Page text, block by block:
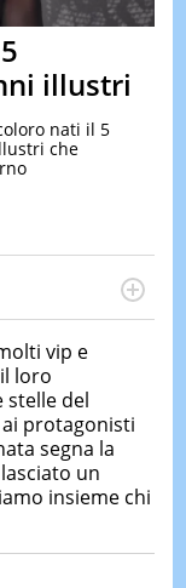
&
TEST
LE
DI
IERI
illustri
nati il 5
che
Management
in ottica SEO e
attraverso
vip e
loro
stelle del
protagonisti
segna la
un
insieme chi